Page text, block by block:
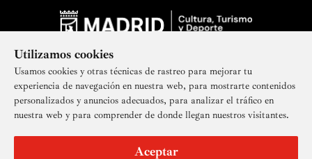
Utilizamos cookies
Usamos cookies y otras técnicas de rastreo para mejorar tu
experiencia de navegación en nuestra web, para mostrarte contenidos
personalizados y anuncios adecuados, para analizar el tráfico en
nuestra web y para comprender de donde llegan nuestros visitantes.
Aceptar
Suscríbete a nuestra newsletter